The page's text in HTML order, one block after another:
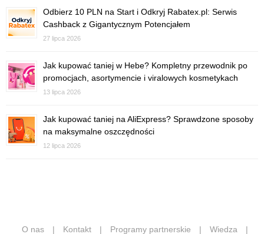
Odbierz 10 PLN na Start i Odkryj Rabatex.pl: Serwis
Cashback z Gigantycznym Potencjałem
27 lipca 2026
Jak kupować taniej w Hebe? Kompletny przewodnik po
promocjach, asortymencie i viralowych kosmetykach
13 lipca 2026
Jak kupować taniej na AliExpress? Sprawdzone sposoby
na maksymalne oszczędności
12 lipca 2026
O nas | Kontakt | Programy partnerskie | Wiedza
|